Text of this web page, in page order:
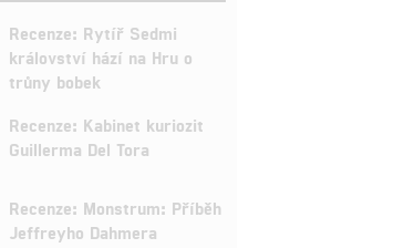
Recenze: Rytíř Sedmi
království hází na Hru o
trůny bobek
Recenze: Kabinet kuriozit
Guillerma Del Tora
Recenze: Monstrum: Příběh
Jeffreyho Dahmera